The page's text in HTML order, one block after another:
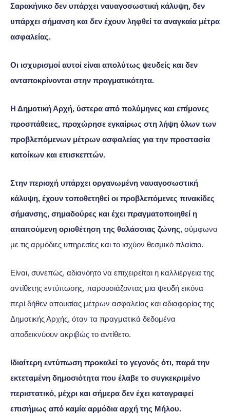
Σαρακήνικο δεν υπάρχει ναυαγοσωστική κάλυψη, δεν
υπάρχει σήμανση και δεν έχουν ληφθεί τα αναγκαία μέτρα
ασφαλείας.
Οι ισχυρισμοί αυτοί είναι απολύτως ψευδείς και δεν
ανταποκρίνονται στην πραγματικότητα.
Η Δημοτική Αρχή, ύστερα από πολύμηνες και επίμονες
προσπάθειες, προχώρησε εγκαίρως στη λήψη όλων των
προβλεπόμενων μέτρων ασφαλείας για την προστασία
κατοίκων και επισκεπτών.
Στην περιοχή υπάρχει οργανωμένη ναυαγοσωστική
κάλυψη, έχουν τοποθετηθεί οι προβλεπόμενες πινακίδες
σήμανσης, σημαδούρες και έχει πραγματοποιηθεί η
απαιτούμενη οριοθέτηση της θαλάσσιας ζώνης, σύμφωνα
με τις αρμόδιες υπηρεσίες και το ισχύον θεσμικό πλαίσιο.
Είναι, συνεπώς, αδιανόητο να επιχειρείται η καλλιέργεια της
αντίθετης εντύπωσης, παρουσιάζοντας μια ψευδή εικόνα
περί δήθεν απουσίας μέτρων ασφαλείας και αδιαφορίας της
Δημοτικής Αρχής, όταν τα πραγματικά δεδομένα
αποδεικνύουν ακριβώς το αντίθετο.
Ιδιαίτερη εντύπωση προκαλεί το γεγονός ότι, παρά την
εκτεταμένη δημοσιότητα που έλαβε το συγκεκριμένο
περιστατικό, μέχρι και σήμερα δεν έχει καταγραφεί
επισήμως από καμία αρμόδια αρχή της Μήλου.